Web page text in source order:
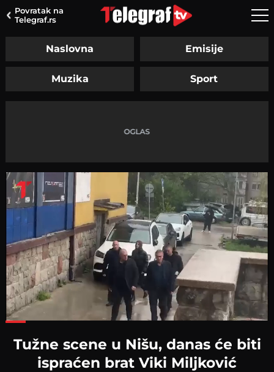
Povratak na
Telegraf.rs
Naslovna Emisije
Muzika Sport
Tužne scene u Nišu, danas će biti
ispraćen brat Viki Miljković